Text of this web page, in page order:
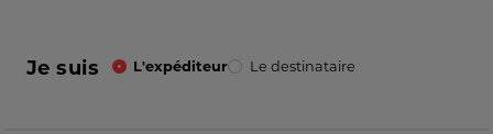
Je suis L'expéditeur Le destinataire